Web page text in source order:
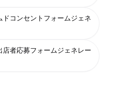
コンセントフォームジェネ
者応募フォームジェネレー